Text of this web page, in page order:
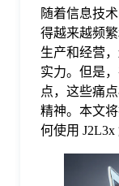
格
随着信息技
得越来越频
生产和经营
实力。但是
点，这些痛
精神。本文
何使用 J2L3x